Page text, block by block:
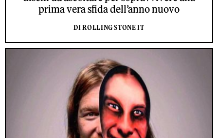
prima vera sfida dell’anno nuovo
DI ROLLING STONE IT